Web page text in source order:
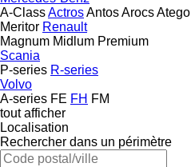
A-ClassActrosAntosArocsAtego
Meritor Renault
Magnum Midlum Premium
Scania
P-series R-series
Volvo
A-series FE FH FM
tout afficher
Localisation
Rechercher dans un périmètre